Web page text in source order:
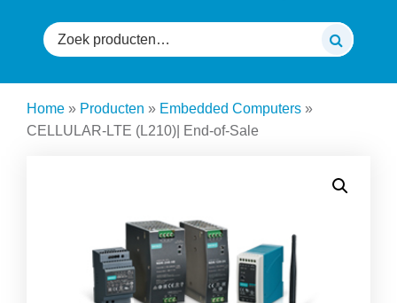
Zoeken
naar:
Home » Producten » Embedded Computers »
CELLULAR-LTE (L210)| End-of-Sale